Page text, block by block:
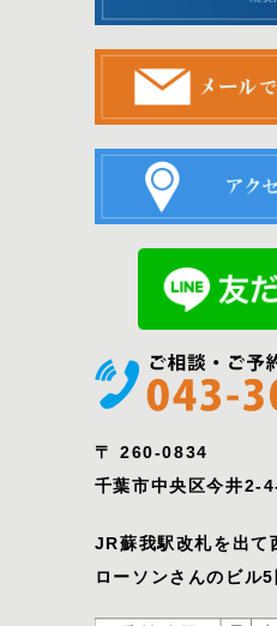
〒 260-0834
千葉市中央区今井2-
JR蘇我駅改札を出て
ローソンさんのビル